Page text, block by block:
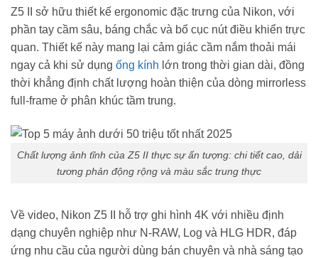
Z5 II sở hữu thiết kế ergonomic đặc trưng của Nikon, với
phần tay cầm sâu, báng chắc và bố cục nút điều khiển trực
quan. Thiết kế này mang lại cảm giác cầm nắm thoải mái
ngay cả khi sử dụng ống kính lớn trong thời gian dài, đồng
thời khẳng định chất lượng hoàn thiện của dòng mirrorless
full-frame ở phân khúc tầm trung.
Chất lượng ảnh tĩnh của Z5 II thực sự ấn tượng: chi tiết cao, dải
tương phản động rộng và màu sắc trung thực
Về video, Nikon Z5 II hỗ trợ ghi hình 4K với nhiều định
dạng chuyên nghiệp như N-RAW, Log và HLG HDR, đáp
ứng nhu cầu của người dùng bán chuyên và nhà sáng tạo